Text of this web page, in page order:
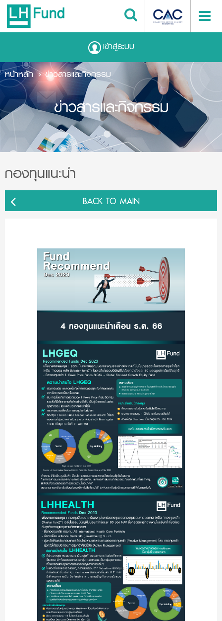
เข้าสู่ระบบ
ข่าวสารและกิจกรรม
หน้าหลัก ข่าวสารและกิจกรรม
กองทุนแนะนำ
BACK TO MAIN